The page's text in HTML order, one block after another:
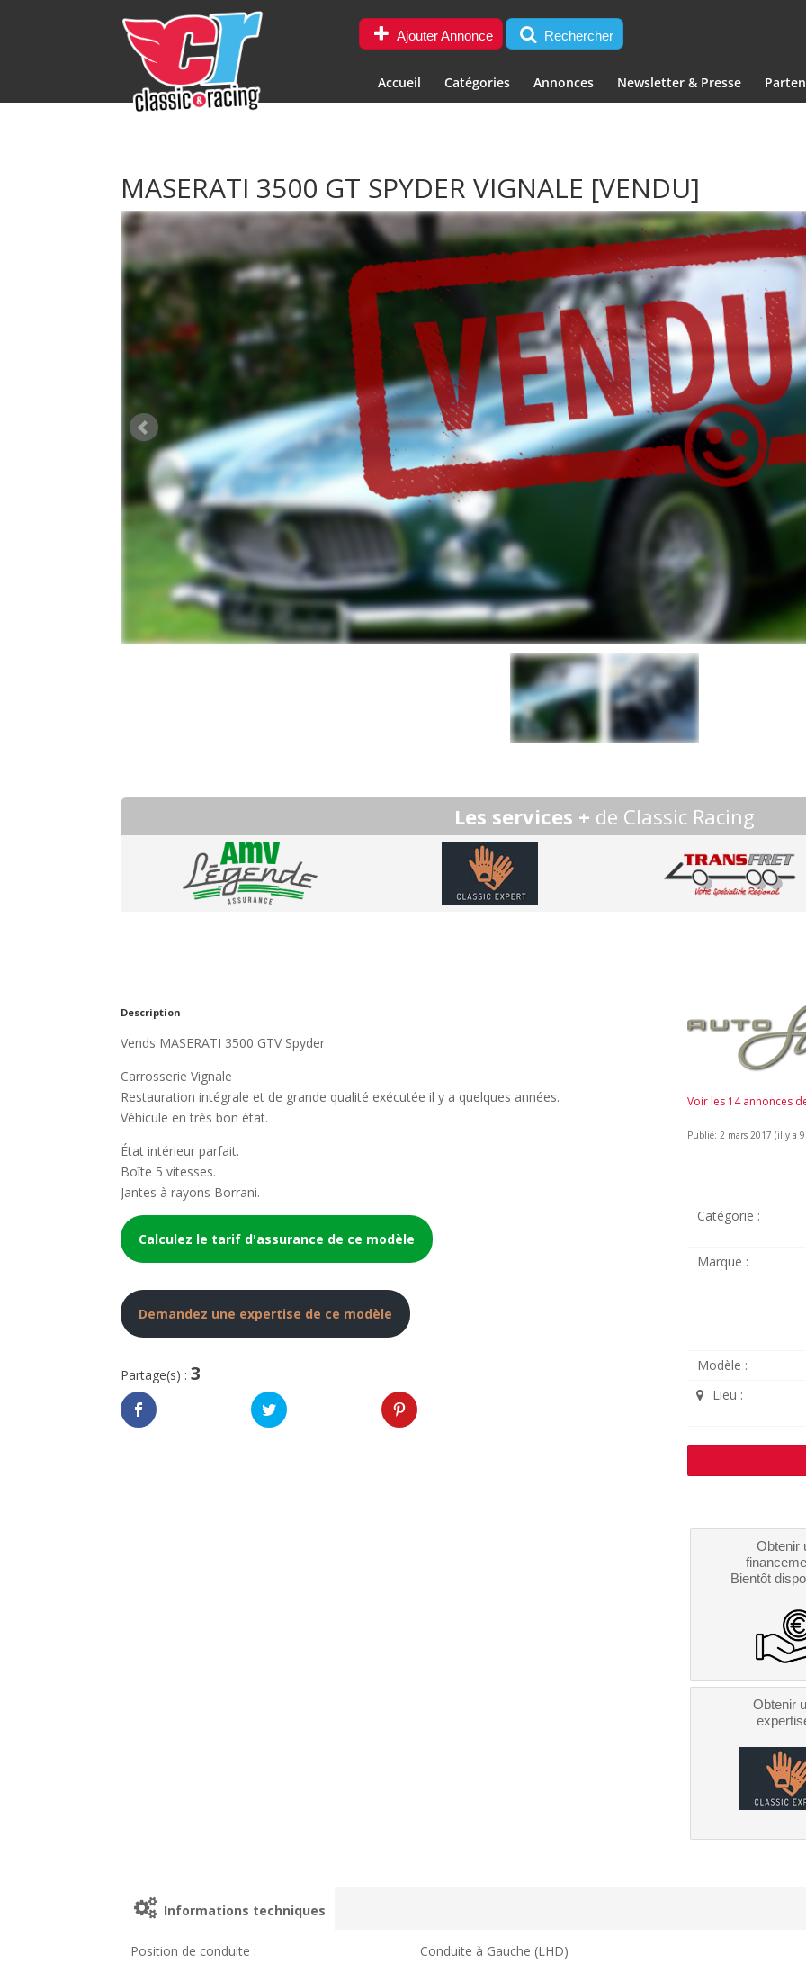
Ajouter Annonce Rechercher
Accueil Catégories Annonces Newsletter & Presse
MASERATI 3500 GT SPYDER VIGNALE [VENDU]
Les services + de Classic Racing
Description
Vends MASERATI 3500 GTV Spyder
Carrosserie Vignale
Restauration intégrale et de grande qualité exécutée il y a quelques années.
Véhicule en très bon état.
État intérieur parfait.
Boîte 5 vitesses.
Jantes à rayons Borrani.
Calculez le tarif d'assurance de ce modèle
Demandez une expertise de ce modèle
Partage(s) :3
Voir les 14 annonces
Publié: 2 mars 2017 (il y a
Catégorie :
Marque :
Modèle :
Lieu :
Obtenir
Bientôt
Obtenir
Informations techniques
Position de conduite : Conduite à Gauche (LHD)